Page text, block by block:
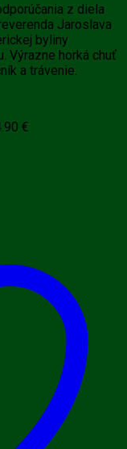
z diela
Jaroslava
byliny
Výrazne horká chuť
a trávenie.
€